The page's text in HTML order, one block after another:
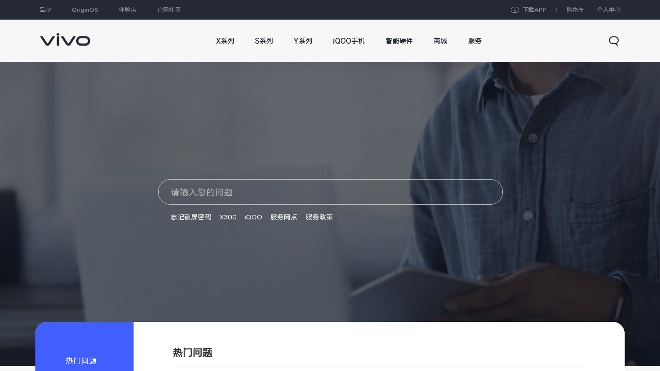
品牌 OriginOS 体验店 官网社区 下载APP 购物车 个人中心
X系列 S系列 Y系列 iQOO手机 智能硬件 商城 服务
忘记锁屏密码 X300 iQOO 服务网点 服务政策
热门问题
热门问题